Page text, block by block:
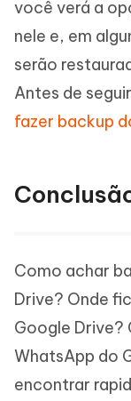
você verá a
nele e, em
serão
Antes de
fazer backup
Como achar
Drive? Onde
Google Drive?
WhatsApp do
encontrar